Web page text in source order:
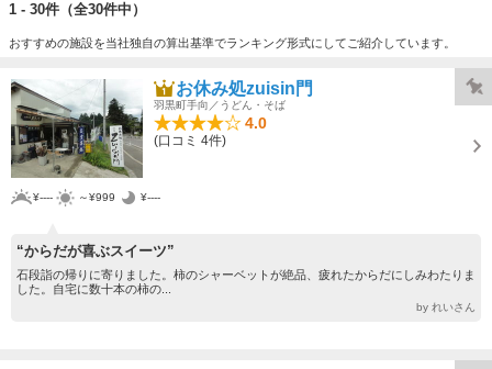
1 - 30件 （全30件中）
おすすめの施設を当社独自の算出基準でランキング形式にしてご紹介しています。
お休み処zuisin門
羽黒町手向／うどん・そば
4.0
(口コミ 4件)
¥---- ～¥999 ¥----
“からだが喜ぶスイーツ”
石段詣の帰りに寄りました。柿のシャーベットが絶品、疲れたからだにしみわたりま
した。自宅に数十本の柿の...
by れいさん